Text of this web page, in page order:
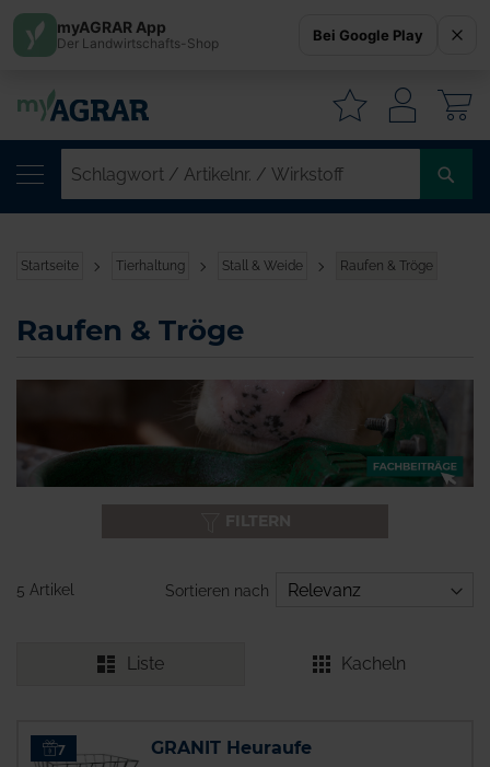
Startseite Tierhaltung Stall & Weide Raufen & Tröge
Raufen & Tröge
5 Artikel Sortieren nach
Liste Kacheln
7 GRANIT Heuraufe
myAGRAR App
Der Landwirtschafts-Shop Bei Google Play